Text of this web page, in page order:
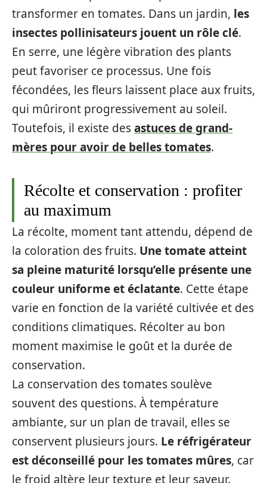
transformer en tomates. Dans un jardin, les
insectes pollinisateurs jouent un rôle clé.
En serre, une légère vibration des plants
peut favoriser ce processus. Une fois
fécondées, les fleurs laissent place aux fruits,
qui mûriront progressivement au soleil.
Toutefois, il existe desastuces de grand-
mères pour avoir de belles tomates.
Récolte et conservation : profiter
au maximum
La récolte, moment tant attendu, dépend de
la coloration des fruits. Une tomate atteint
sa pleine maturité lorsqu’elle présente une
couleur uniforme et éclatante. Cette étape
varie en fonction de la variété cultivée et des
conditions climatiques. Récolter au bon
moment maximise le goût et la durée de
conservation.
La conservation des tomates soulève
souvent des questions. À température
ambiante, sur un plan de travail, elles se
conservent plusieurs jours. Le réfrigérateur
est déconseillé pour les tomates mûres, car
le froid altère leur texture et leur saveur.